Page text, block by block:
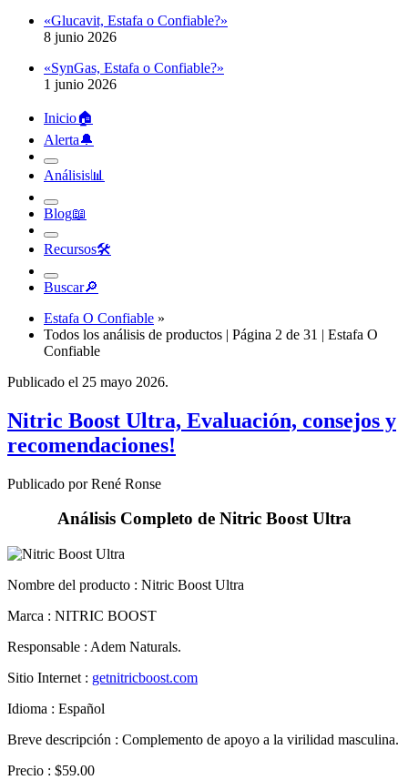
«SynGas, Estafa o Confiable?»
Inicio🏠︎
🔔︎
Análisis📊︎
Blog📖︎
Recursos
Buscar🔎︎
Estafa O Confiable
Confiable
Publicado el 25 mayo 2026.
Nitric Boost Ultra, Evaluación, consejos y
recomendaciones!
Publicado por René Ronse
Análisis Completo de Nitric Boost Ultra
Nombre del producto :
Marca : NITRIC BOOST
Responsable : Adem Naturals.
Sitio Internet :getnitricboost.com
Idioma : Español
Breve descripción : Complemento de apoyo a la virilidad masculina.
Precio : $59.00
Formato : Bote de 30 dosis.